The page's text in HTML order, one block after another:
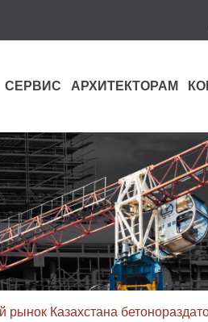
СЕРВИС АРХИТЕКТОРАМ
рынок Казахстана